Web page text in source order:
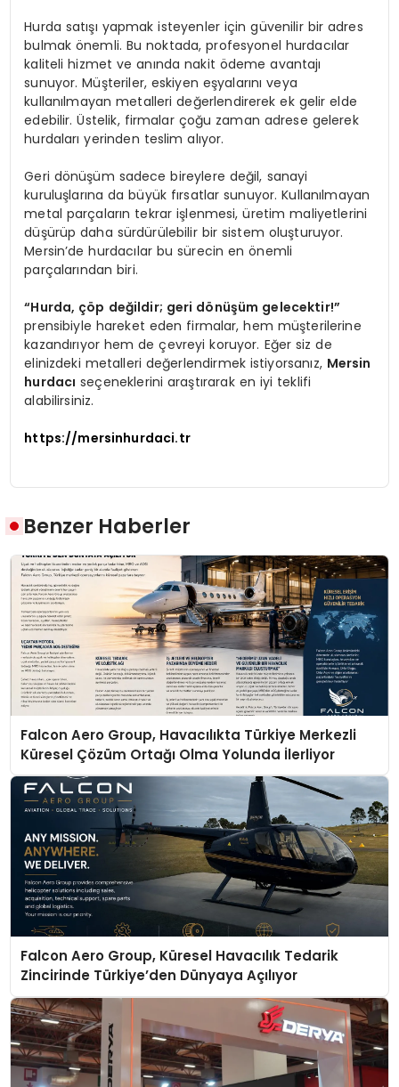
Hurda satışı yapmak isteyenler için güvenilir bir adres
bulmak önemli. Bu noktada, profesyonel hurdacılar
kaliteli hizmet ve anında nakit ödeme avantajı
sunuyor. Müşteriler, eskiyen eşyalarını veya
kullanılmayan metalleri değerlendirerek ek gelir elde
edebilir. Üstelik, firmalar çoğu zaman adrese gelerek
hurdaları yerinden teslim alıyor.
Geri dönüşüm sadece bireylere değil, sanayi
kuruluşlarına da büyük fırsatlar sunuyor. Kullanılmayan
metal parçaların tekrar işlenmesi, üretim maliyetlerini
düşürüp daha sürdürülebilir bir sistem oluşturuyor.
Mersin’de hurdacılar bu sürecin en önemli
parçalarından biri.
“Hurda, çöp değildir; geri dönüşüm gelecektir!”
prensibiyle hareket eden firmalar, hem müşterilerine
kazandırıyor hem de çevreyi koruyor. Eğer siz de
elinizdeki metalleri değerlendirmek istiyorsanız, Mersin
hurdacı seçeneklerini araştırarak en iyi teklifi
alabilirsiniz.
https://mersinhurdaci.tr
Benzer Haberler
Falcon Aero Group, Havacılıkta Türkiye Merkezli
Küresel Çözüm Ortağı Olma Yolunda İlerliyor
Falcon Aero Group, Küresel Havacılık Tedarik
Zincirinde Türkiye’den Dünyaya Açılıyor